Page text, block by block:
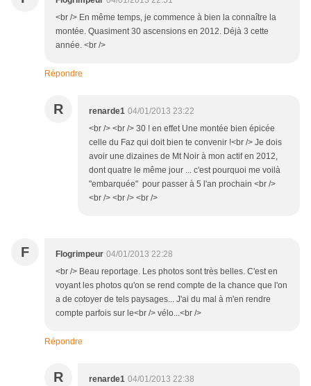
<br /> En même temps, je commence à bien la connaître la
montée. Quasiment 30 ascensions en 2012. Déjà 3 cette
année. <br />
Répondre
R renarde1 04/01/2013 23:22
<br /> <br /> 30 ! en effet Une montée bien épicée
celle du Faz qui doit bien te convenir !<br /> Je dois
avoir une dizaines de Mt Noir à mon actif en 2012,
dont quatre le même jour ... c'est pourquoi me voilà
"embarquée" pour passer à 5 l'an prochain <br />
<br /> <br /> <br />
F Flogrimpeur 04/01/2013 22:28
<br /> Beau reportage. Les photos sont très belles. C'est en
voyant les photos qu'on se rend compte de la chance que l'on
a de cotoyer de tels paysages... J'ai du mal à m'en rendre
compte parfois sur le<br /> vélo...<br />
Répondre
R renarde1 04/01/2013 22:38